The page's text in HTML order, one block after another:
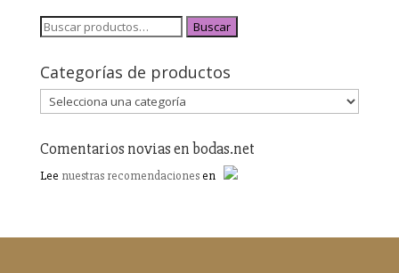
Buscar
Categorías de productos
Comentarios novias en bodas.net
Lee nuestras recomendacionesen